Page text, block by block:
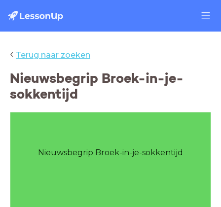
‹ Terug naar zoeken
Nieuwsbegrip Broek-in-je-
sokkentijd
Nieuwsbegrip Broek-in-je-sokkentijd